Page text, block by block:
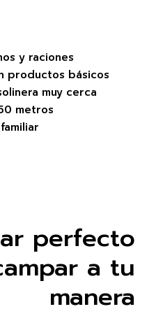
y raciones
productos básicos
muy cerca
metros
perfecto
a tu
manera